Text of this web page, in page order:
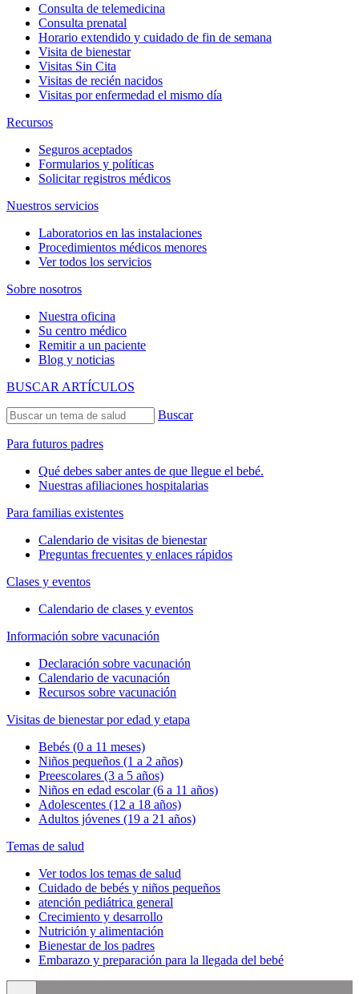
Consulta de telemedicina
Consulta prenatal
Horario extendido y cuidado de fin de semana
Visita de bienestar
Visitas Sin Cita
Visitas de recién nacidos
Visitas por enfermedad el mismo día
Recursos
Seguros aceptados
Formularios y políticas
Solicitar registros médicos
Nuestros servicios
Laboratorios en las instalaciones
Procedimientos médicos menores
Ver todos los servicios
Sobre nosotros
Nuestra oficina
Su centro médico
Remitir a un paciente
Blog y noticias
BUSCAR ARTÍCULOS
Buscar
Para futuros padres
Qué debes saber antes de que llegue el bebé.
Nuestras afiliaciones hospitalarias
Para familias existentes
Calendario de visitas de bienestar
Preguntas frecuentes y enlaces rápidos
Clases y eventos
Calendario de clases y eventos
Información sobre vacunación
Declaración sobre vacunación
Calendario de vacunación
Recursos sobre vacunación
Visitas de bienestar por edad y etapa
Bebés (0 a 11 meses)
Niños pequeños (1 a 2 años)
Preescolares (3 a 5 años)
Niños en edad escolar (6 a 11 años)
Adolescentes (12 a 18 años)
Adultos jóvenes (19 a 21 años)
Temas de salud
Ver todos los temas de salud
Cuidado de bebés y niños pequeños
atención pediátrica general
Crecimiento y desarrollo
Nutrición y alimentación
Bienestar de los padres
Embarazo y preparación para la llegada del bebé